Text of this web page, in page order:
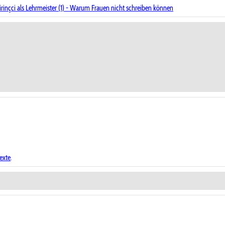
als Lehrmeister (1) - Warum Frauen nicht schreiben können
.